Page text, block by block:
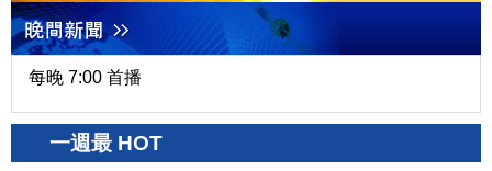
每晚 7:00 首播
一週最 HOT